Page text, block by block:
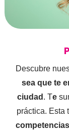
Descubre
sea que te
ciudad . Te
práctica. Esta